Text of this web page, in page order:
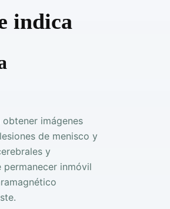
indica
imágenes
de menisco y
y
inmóvil